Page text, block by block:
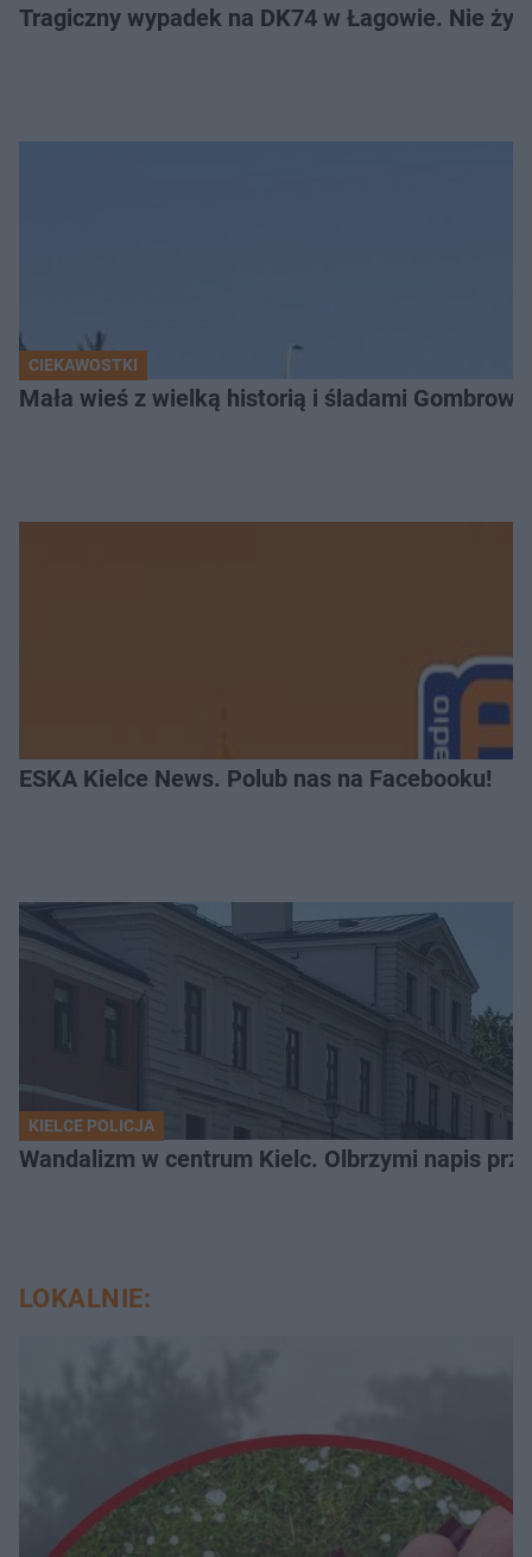
Tragiczny wypadek na DK74 w Łagowie. Nie
CIEKAWOSTKI
Mała wieś z wielką historią i śladami
ESKA Kielce News. Polub nas na Facebooku!
KIELCE POLICJA
Wandalizm w centrum Kielc. Olbrzymi napis
LOKALNIE: